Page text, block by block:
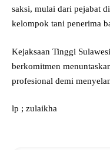
saksi, mulai dari pejabat
kelompok tani penerima
Kejaksaan Tinggi
berkomitmen
profesional demi
lp ; zulaikha